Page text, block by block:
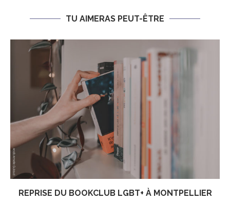
TU AIMERAS PEUT-ÊTRE
REPRISE DU BOOKCLUB LGBT+ À MONTPELLIER